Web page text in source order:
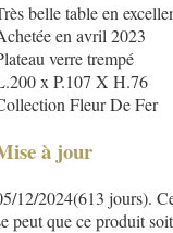
belle table en
en avril 2023
verre trempé
x P.107 X H.76
Fleur De Fer
à jour
12/2024(613 jours).
peut que ce produit